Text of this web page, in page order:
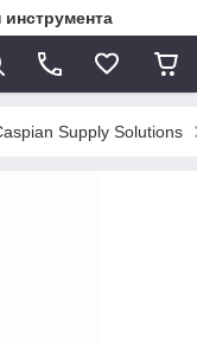
Supply Solutions